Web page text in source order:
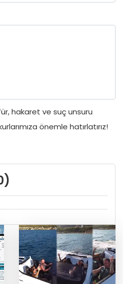
hakaret ve suç unsuru
önemle hatırlatırız!
)